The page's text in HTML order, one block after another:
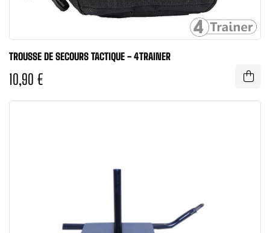
TROUSSE DE SECOURS TACTIQUE - 4TRAINER
10,90 €